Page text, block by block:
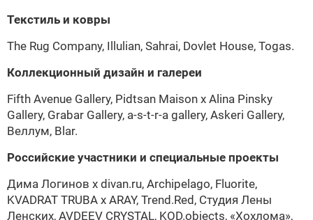
Текстиль и ковры
The Rug Company, Illulian, Sahrai, Dovlet House, Togas.
Коллекционный дизайн и галереи
Fifth Avenue Gallery, Pidtsan Maison х Alina Pinsky
Gallery, Grabar Gallery, a-s-t-r-a gallery, Askeri Gallery,
Веллум, Blar.
Российские участники и специальные проекты
Дима Логинов х divan.ru, Archipelago, Fluorite,
KVADRAT TRUBA х ARAY, Trend.Red, Студия Лены
Ленских, AVDEEV CRYSTAL, KOD.objects, «Хохлома»,